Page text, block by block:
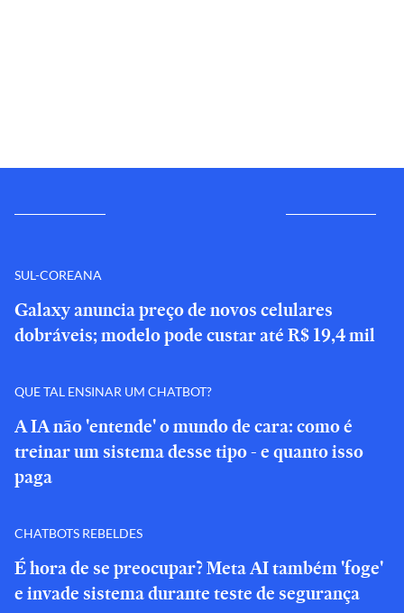
SUL-COREANA
Galaxy anuncia preço de novos celulares
dobráveis; modelo pode custar até R$ 19,4 mil
QUE TAL ENSINAR UM CHATBOT?
A IA não 'entende' o mundo de cara: como é
treinar um sistema desse tipo - e quanto isso
paga
CHATBOTS REBELDES
É hora de se preocupar? Meta AI também 'foge'
e invade sistema durante teste de segurança